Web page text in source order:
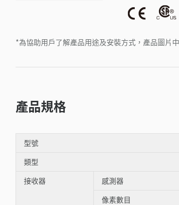
*為協助用戶了解產品用途及安裝方式，產品圖片
產品規格
型號
類型
接收器
感測器
像素數目